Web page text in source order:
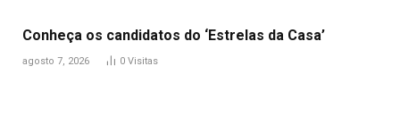
Conheça os candidatos do ‘Estrelas da Casa’
agosto 7, 2026 0 Visitas